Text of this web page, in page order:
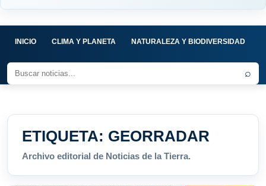
INICIO CLIMA Y PLANETA NATURALEZA Y BIODIVERSIDAD
⌕
ETIQUETA: GEORRADAR
Archivo editorial de Noticias de la Tierra.